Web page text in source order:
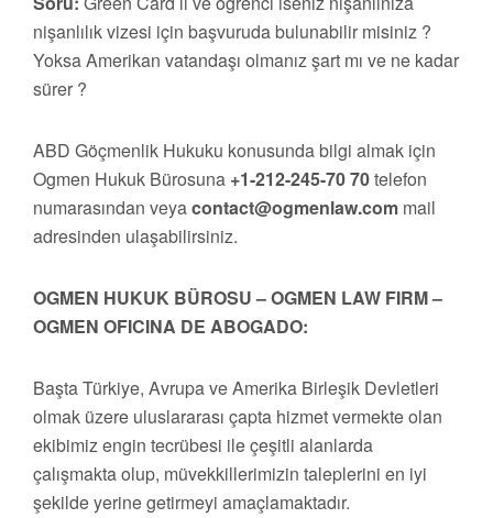
nişanlılık vizesi için başvuruda bulunabilir misiniz ?
Yoksa Amerikan vatandaşı olmanız şart mı ve ne kadar
sürer ?
ABD Göçmenlik Hukuku konusunda bilgi almak için
Ogmen Hukuk Bürosuna +1-212-245-70 70telefon
numarasından veyacontact@ogmenlaw.com mail
adresinden ulaşabilirsiniz.
OGMEN HUKUK BÜROSU – OGMEN LAW FIRM –
OGMEN OFICINA DE ABOGADO:
Başta Türkiye, Avrupa ve Amerika Birleşik Devletleri
olmak üzere uluslararası çapta hizmet vermekte olan
ekibimiz engin tecrübesi ile çeşitli alanlarda
çalışmakta olup, müvekkillerimizin taleplerini en iyi
şekilde yerine getirmeyi amaçlamaktadır.